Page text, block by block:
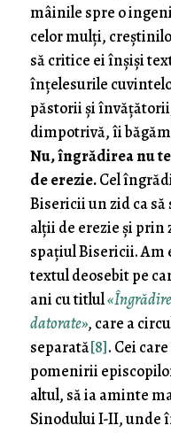
mâinile spre o
celor mulți,
să critice ei înșiși
înțelesurile
păstorii și
dimpotrivă, îi
Nu, îngrădirea nu
de erezie.Cel
Bisericii un zid ca să
alții de erezie și prin
spațiul Bisericii. Am
textul deosebit pe
ani cu titlul
datorate», care a
separată[8]. Cei
pomenirii
altul, să ia aminte
Sinodului I-II, unde